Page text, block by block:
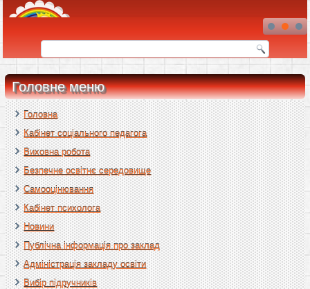
Головне меню
Головна
Кабінет соціального педагога
Виховна робота
Безпечне освітнє середовище
Самооцінювання
Кабінет психолога
Новини
Публічна інформація про заклад
Адміністрація закладу освіти
Вибір підручників